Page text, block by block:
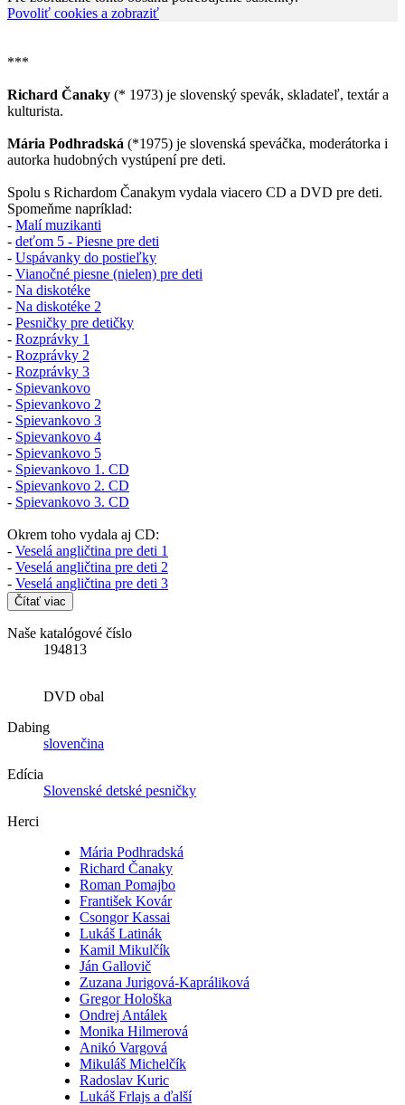
Povoliť cookies a zobraziť
***
Richard Čanaky (* 1973) je slovenský spevák, skladateľ, textár a
kulturista.
Mária Podhradská (*1975) je slovenská speváčka, moderátorka i
autorka hudobných vystúpení pre deti.
Spolu s Richardom Čanakym vydala viacero CD a DVD pre deti.
Spomeňme napríklad:
- Malí muzikanti
- deťom 5 - Piesne pre deti
- Uspávanky do postieľky
- Vianočné piesne (nielen) pre deti
- Na diskotéke
- Na diskotéke 2
- Pesničky pre detičky
- Rozprávky 1
- Rozprávky 2
- Rozprávky 3
- Spievankovo
- Spievankovo 2
- Spievankovo 3
- Spievankovo 4
- Spievankovo 5
- Spievankovo 1. CD
- Spievankovo 2. CD
- Spievankovo 3. CD
Okrem toho vydala aj CD:
- Veselá angličtina pre deti 1
- Veselá angličtina pre deti 2
- Veselá angličtina pre deti 3
Čítať viac
Naše katalógové číslo
194813
DVD obal
Dabing
slovenčina
Edícia
Slovenské detské pesničky
Herci
Mária Podhradská
Richard Čanaky
Roman Pomajbo
František Kovár
Csongor Kassai
Lukáš Latinák
Kamil Mikulčík
Ján Gallovič
Zuzana Jurigová-Kapráliková
Gregor Hološka
Ondrej Antálek
Monika Hilmerová
Anikó Vargová
Mikuláš Michelčík
Radoslav Kuric
Lukáš Frlajs a ďalší